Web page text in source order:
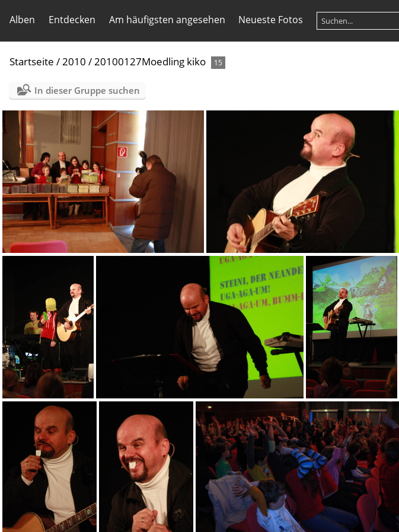
Alben Entdecken Am häufigsten angesehen Neueste Fotos
Startseite /2010 /20100127Moedling kiko 15
In dieser Gruppe suchen
03
13 17 19